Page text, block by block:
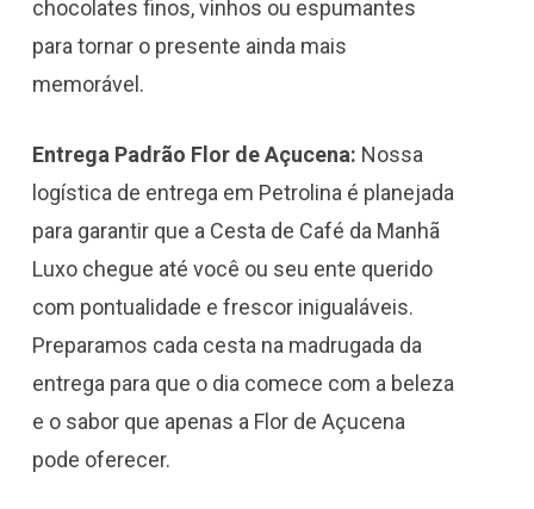
chocolates finos, vinhos ou espumantes
para tornar o presente ainda mais
memorável.
Entrega Padrão Flor de Açucena: Nossa
logística de entrega em Petrolina é planejada
para garantir que a Cesta de Café da Manhã
Luxo chegue até você ou seu ente querido
com pontualidade e frescor inigualáveis.
Preparamos cada cesta na madrugada da
entrega para que o dia comece com a beleza
e o sabor que apenas a Flor de Açucena
pode oferecer.